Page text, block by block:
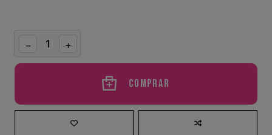
Comprar